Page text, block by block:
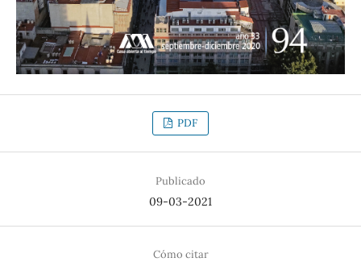
PDF
Publicado
09-03-2021
Cómo citar